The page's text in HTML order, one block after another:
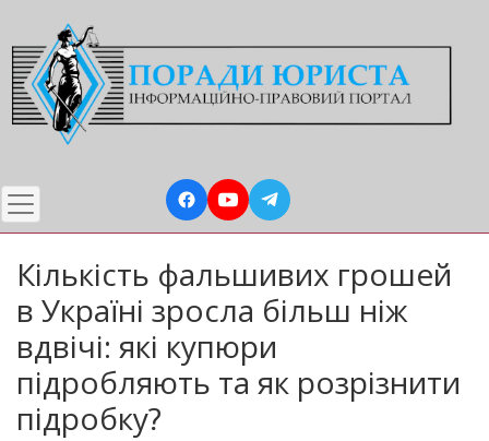
до
основного
вмісту
Кількість фальшивих грошей
в Україні зросла більш ніж
вдвічі: які купюри
підробляють та як розрізнити
підробку?